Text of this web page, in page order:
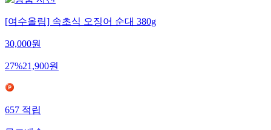
[여수올림] 속초식 오징어 순대 380g
30,000원
27%21,900원
657적립